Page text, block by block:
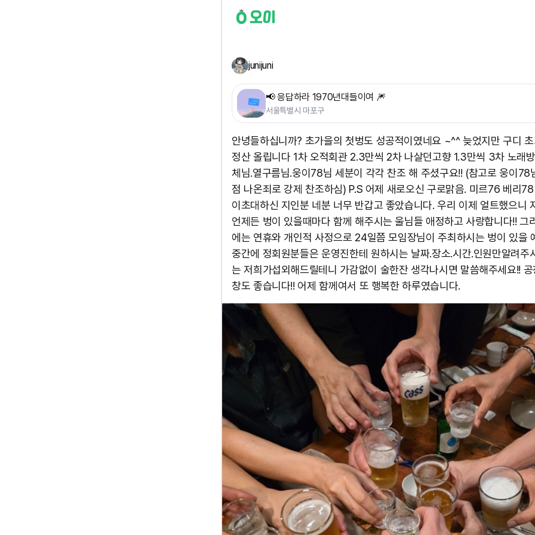
junijuni
📢 응답하라 1970년대들이여 🎆
서울특별시 마포구
안녕들하십니까? 초가을의 첫벙도 성공적이였네요 ~^^ 늦었지만 구디
정산 올립니다 1차 오적회관 2.3만씩 2차 나살던고향 1.3만씩 3차 노래
체님.열구름님.웅이78님 세분이 각각 찬조 해 주셨구요!! (참고로 웅이78
점 나온죄로 강제 찬조하심) P.S 어제 새로오신 구로맑음. 미르76 베리
이초대하신 지인분 네분 너무 반갑고 좋았습니다. 우리 이제 얼트했으니
언제든 벙이 있을때마다 함께 해주시는 울님들 애정하고 사랑합니다!! 그
에는 연휴와 개인적 사정으로 24일쯤 모임장님이 주최하시는 벙이 있을
중간에 정회원분들은 운영진한테 원하시는 날짜.장소.시간.인원만알려주
는 저희가섭외해드릴테니 가감없이 술한잔 생각나시면 말씀해주세요!!
창도 좋습니다!! 어제 함께여서 또 행복한 하루였습니다.